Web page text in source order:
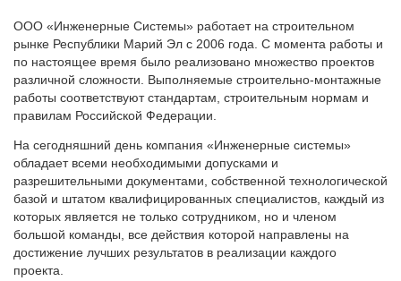
ООО «Инженерные Системы» работает на строительном
рынке Республики Марий Эл с 2006 года. С момента работы и
по настоящее время было реализовано множество проектов
различной сложности. Выполняемые строительно-монтажные
работы соответствуют стандартам, строительным нормам и
правилам Российской Федерации.
На сегодняшний день компания «Инженерные системы»
обладает всеми необходимыми допусками и
разрешительными документами, собственной технологической
базой и штатом квалифицированных специалистов, каждый из
которых является не только сотрудником, но и членом
большой команды, все действия которой направлены на
достижение лучших результатов в реализации каждого
проекта.